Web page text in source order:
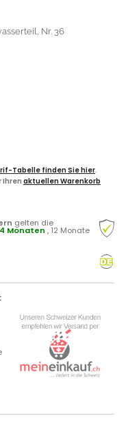
Nr. 36
Tabelle finden Sie hier.
Ihrenaktuellen Warenkorb
gelten die
Monaten , 12 Monate